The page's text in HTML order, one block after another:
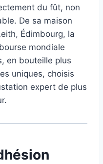
du fût, non
De sa maison
Édimbourg, la
mondiale
en bouteille plus
uniques, choisis
expert de plus